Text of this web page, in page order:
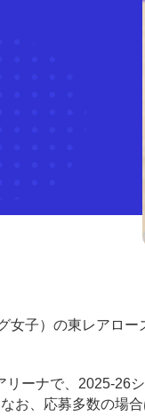
子）の東レアロ
ーナで、2025-26
お、応募多数の場